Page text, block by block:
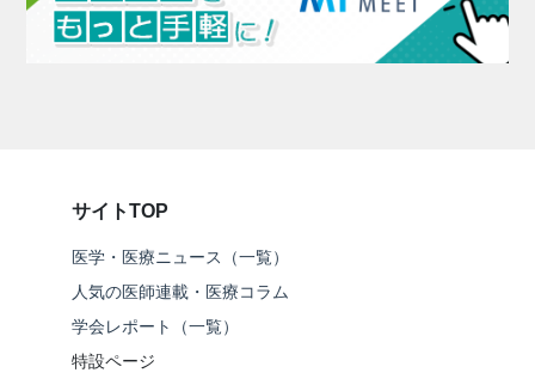
サイトTOP
医学・医療ニュース（一覧）
人気の医師連載・医療コラム
学会レポート（一覧）
特設ページ